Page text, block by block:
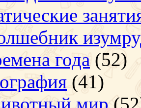
года (52)
(41)